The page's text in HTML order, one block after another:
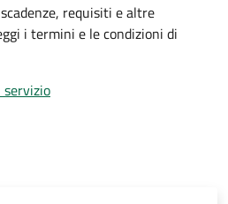
requisiti e altre
i termini e le condizioni di
servizio